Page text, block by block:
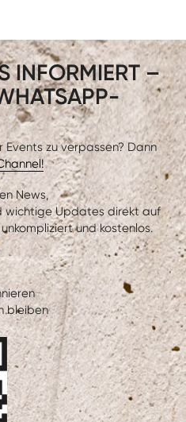
INFORMIERT –
Events zu verpassen? Dann
News,
wichtige Updates direkt auf
und kostenlos.
bleiben